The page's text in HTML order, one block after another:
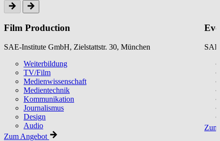
Film Production
SAE-Institute GmbH, Zielstattstr. 30, München
Weiterbildung
TV/Film
Medienwissenschaft
Medientechnik
Kommunikation
Journalismus
Design
Audio
Zum Angebot